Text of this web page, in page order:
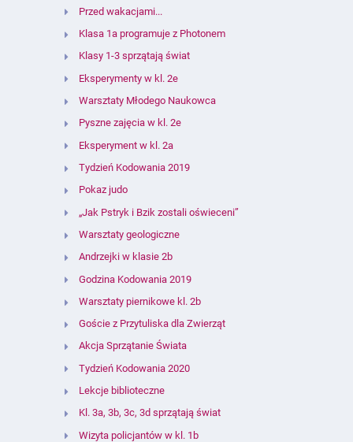
Przed wakacjami...
Klasa 1a programuje z Photonem
Klasy 1-3 sprzątają świat
Eksperymenty w kl. 2e
Warsztaty Młodego Naukowca
Pyszne zajęcia w kl. 2e
Eksperyment w kl. 2a
Tydzień Kodowania 2019
Pokaz judo
„Jak Pstryk i Bzik zostali oświeceni”
Warsztaty geologiczne
Andrzejki w klasie 2b
Godzina Kodowania 2019
Warsztaty piernikowe kl. 2b
Goście z Przytuliska dla Zwierząt
Akcja Sprzątanie Świata
Tydzień Kodowania 2020
Lekcje biblioteczne
Kl. 3a, 3b, 3c, 3d sprzątają świat
Wizyta policjantów w kl. 1b